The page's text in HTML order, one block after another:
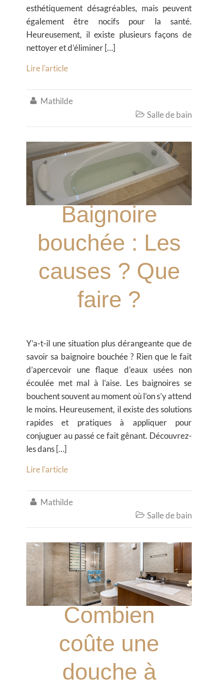
esthétiquement désagréables, mais peuvent
également être nocifs pour la santé.
Heureusement, il existe plusieurs façons de
nettoyer et d’éliminer […]
Lire l'article
 Mathilde
 Salle de bain
Baignoire
bouchée : Les
causes ? Que
faire ?
Y’a-t-il une situation plus dérangeante que de
savoir sa baignoire bouchée ? Rien que le fait
d’apercevoir une flaque d’eaux usées non
écoulée met mal à l’aise. Les baignoires se
bouchent souvent au moment où l’on s’y attend
le moins. Heureusement, il existe des solutions
rapides et pratiques à appliquer pour
conjuguer au passé ce fait gênant. Découvrez-
les dans […]
Lire l'article
 Mathilde
 Salle de bain
Combien
coûte une
douche à